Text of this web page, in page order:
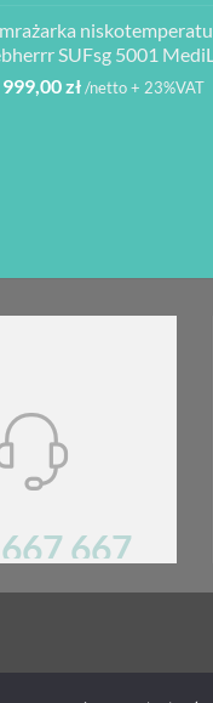
SUFsg 5001
zł/netto + 23%VAT
667